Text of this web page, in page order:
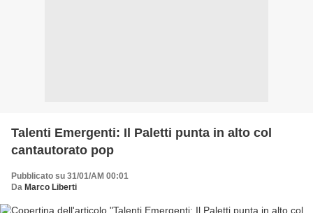
Talenti Emergenti: Il Paletti punta in alto col
cantautorato pop
Pubblicato su 31/01/AM 00:01
Da Marco Liberti